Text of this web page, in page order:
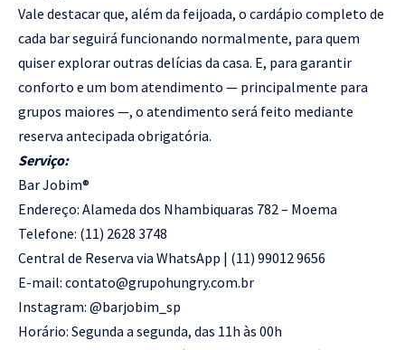
Vale destacar que, além da feijoada, o cardápio completo de
cada bar seguirá funcionando normalmente, para quem
quiser explorar outras delícias da casa. E, para garantir
conforto e um bom atendimento — principalmente para
grupos maiores —, o atendimento será feito mediante
reserva antecipada obrigatória.
Serviço:
Bar Jobim®️
Endereço: Alameda dos Nhambiquaras 782 – Moema
Telefone: (11) 2628 3748
Central de Reserva via WhatsApp | (11) 99012 9656
E-mail: contato@grupohungry.com.br
Instagram: @barjobim_sp
Horário: Segunda a segunda, das 11h às 00h